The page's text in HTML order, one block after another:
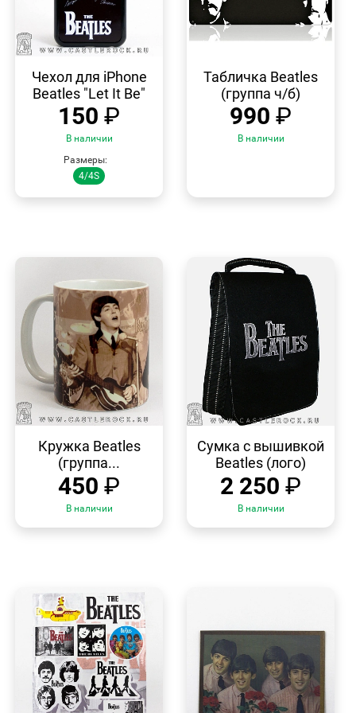
ПРОСМОТР
Чехол для iPhone
Beatles "Let It Be"
150 ₽
В наличии
Размеры:
4/4S
ПРОСМОТР
Табличка Beatles
(группа ч/б)
990 ₽
В наличии
ПРОСМОТР
Кружка Beatles
(группа...
450 ₽
В наличии
ПРОСМОТР
Сумка с вышивкой
Beatles (лого)
2 250 ₽
В наличии